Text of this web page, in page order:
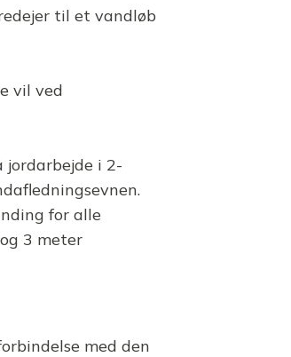
til et vandløb
vil ved
jordarbejde i 2-
for alle
3 meter
med den